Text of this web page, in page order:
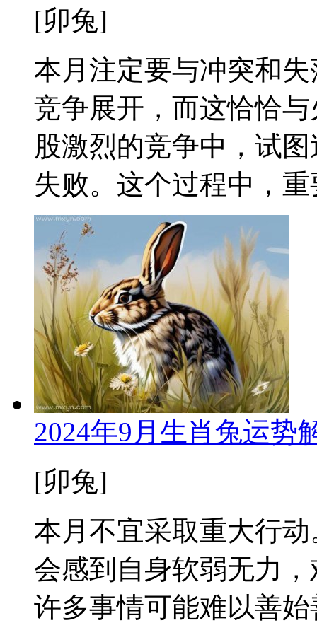
[卯兔]
本月注定要与冲突和
竞争展开，而这恰恰
股激烈的竞争中，试
失败。这个过程中，
2024年9月生肖兔运势
[卯兔]
本月不宜采取重大行
会感到自身软弱无力
许多事情可能难以善